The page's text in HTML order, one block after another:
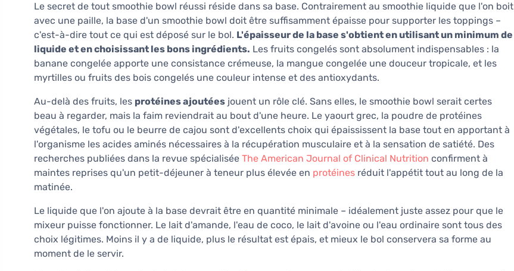
Le secret de tout smoothie bowl réussi réside dans sa base. Contrairement au smoothie liquide que l'on boit
avec une paille, la base d'un smoothie bowl doit être suffisamment épaisse pour supporter les toppings –
c'est-à-dire tout ce qui est déposé sur le bol. L'épaisseur de la base s'obtient en utilisant un minimum de
liquide et en choisissant les bons ingrédients. Les fruits congelés sont absolument indispensables : la
banane congelée apporte une consistance crémeuse, la mangue congelée une douceur tropicale, et les
myrtilles ou fruits des bois congelés une couleur intense et des antioxydants.
Au-delà des fruits, les protéines ajoutées jouent un rôle clé. Sans elles, le smoothie bowl serait certes
beau à regarder, mais la faim reviendrait au bout d'une heure. Le yaourt grec, la poudre de protéines
végétales, le tofu ou le beurre de cajou sont d'excellents choix qui épaississent la base tout en apportant à
l'organisme les acides aminés nécessaires à la récupération musculaire et à la sensation de satiété. Des
recherches publiées dans la revue spécialisée The American Journal of Clinical Nutrition confirment à
maintes reprises qu'un petit-déjeuner à teneur plus élevée en protéines réduit l'appétit tout au long de la
matinée.
Le liquide que l'on ajoute à la base devrait être en quantité minimale – idéalement juste assez pour que le
mixeur puisse fonctionner. Le lait d'amande, l'eau de coco, le lait d'avoine ou l'eau ordinaire sont tous des
choix légitimes. Moins il y a de liquide, plus le résultat est épais, et mieux le bol conservera sa forme au
moment de le servir.